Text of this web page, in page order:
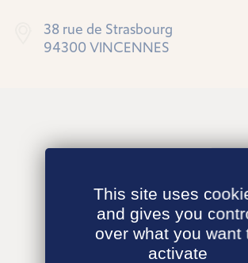
38 rue de Strasbourg
94300 VINCENNES
This site uses
and gives you
over what you want
activate